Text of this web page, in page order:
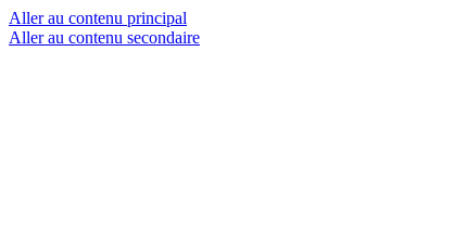
Aller au contenu principal
Aller au contenu secondaire